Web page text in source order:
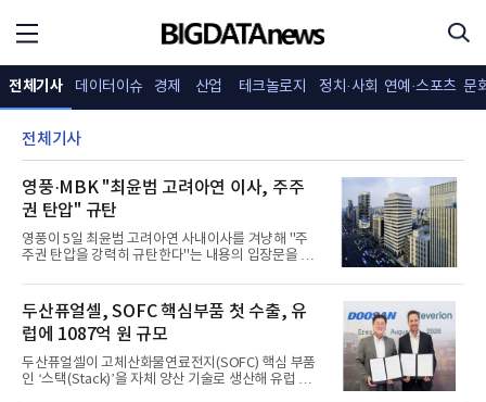
전체기사 데이터이슈 경제 산업 테크놀로지 정치·사회 연예·스포츠 문
전체기사
영풍·MBK "최윤범 고려아연 이사, 주주
권 탄압" 규탄
영풍이 5일 최윤범 고려아연 사내이사를 겨냥해 "주
주권 탄압을 강력히 규탄한다"는 내용의 입장문을 발
로서 벌여온 활동을 최윤범 이사 측이 불법 행위처럼
몰아가고 있다는 것이 골자다.영풍은 이날 입장문에
서 "최윤범 사내이사는 또다시 회사를 자신의 경영권
방어 수단으로 이용하며 최대주주인 영풍·MBK파트
너스의 정당한 권리행사를 탄압하고 있다"고 주장했
다. 이어 "회사의 기업가치를 높이기 위한 최대주주의
정상적인 활동마저 불법 행위인 것처럼 몰아가는 것
두산퓨얼셀, SOFC 핵심부품 첫 수출, 유
럽에 1087억 원 규모
두산퓨얼셀이 고체산화물연료전지(SOFC) 핵심 부품
인 ‘스택(Stack)’을 자체 양산 기술로 생산해 유럽 시